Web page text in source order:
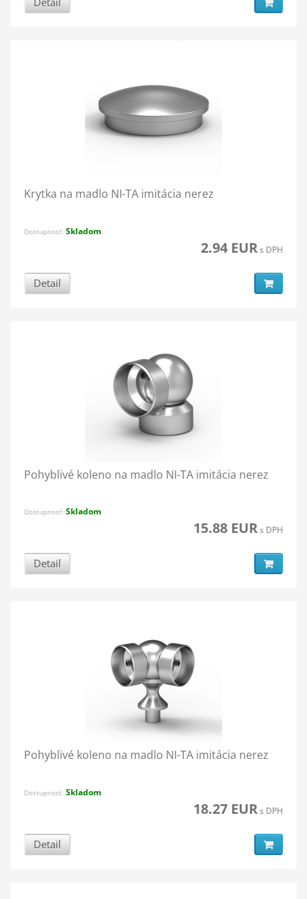
Krytka na madlo NI-TA imitácia nerez
Dostupnosť: Skladom
2.94 EURs DPH
Detail
Pohyblivé koleno na madlo NI-TA imitácia nerez
Dostupnosť: Skladom
15.88 EURs DPH
Detail
Pohyblivé koleno na madlo NI-TA imitácia nerez
Dostupnosť: Skladom
18.27 EURs DPH
Detail